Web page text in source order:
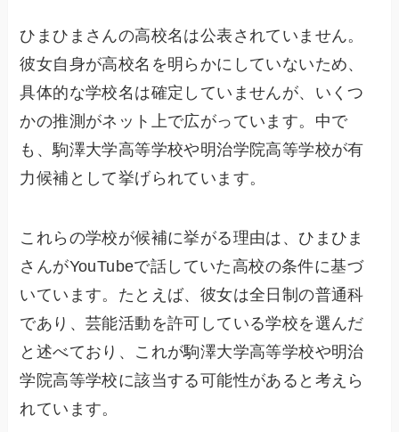
ひまひまさんの高校名は公表されていません。
彼女自身が高校名を明らかにしていないため、
具体的な学校名は確定していませんが、いくつ
かの推測がネット上で広がっています。中で
も、駒澤大学高等学校や明治学院高等学校が有
力候補として挙げられています。
これらの学校が候補に挙がる理由は、ひまひま
さんがYouTubeで話していた高校の条件に基づ
いています。たとえば、彼女は全日制の普通科
であり、芸能活動を許可している学校を選んだ
と述べており、これが駒澤大学高等学校や明治
学院高等学校に該当する可能性があると考えら
れています。